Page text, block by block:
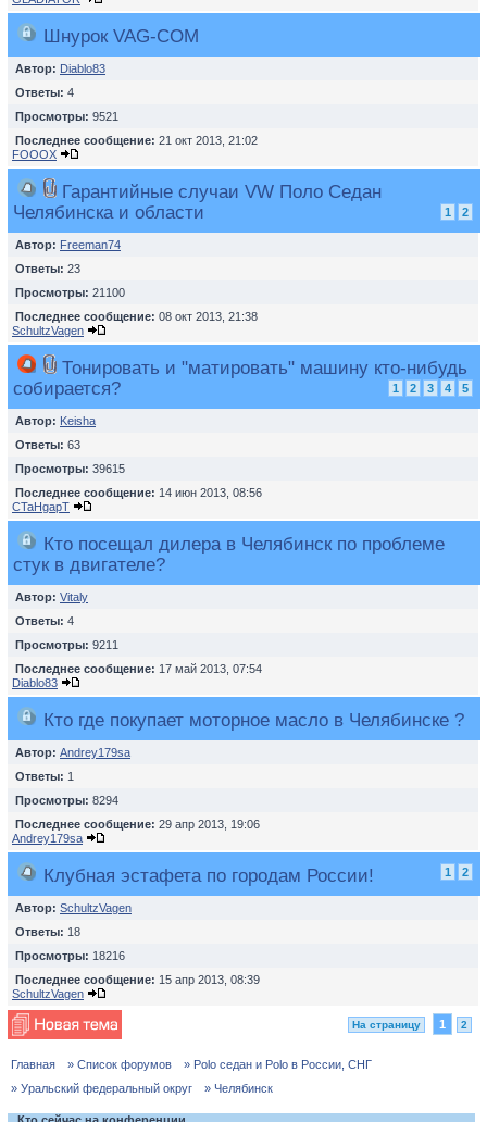
Шнурок VAG-COM
Автор: Diablo83
Ответы: 4
Просмотры: 9521
Последнее сообщение: 21 окт 2013, 21:02
FOOOX
Гарантийные случаи VW Поло Седан
Челябинска и области
1 2
Автор: Freeman74
Ответы: 23
Просмотры: 21100
Последнее сообщение: 08 окт 2013, 21:38
SchultzVagen
Тонировать и "матировать" машину кто-нибудь
собирается?
1 2 3 4 5
Автор: Keisha
Ответы: 63
Просмотры: 39615
Последнее сообщение: 14 июн 2013, 08:56
CTaHgapT
Кто посещал дилера в Челябинск по проблеме
стук в двигателе?
Автор: Vitaly
Ответы: 4
Просмотры: 9211
Последнее сообщение: 17 май 2013, 07:54
Diablo83
Кто где покупает моторное масло в Челябинске ?
Автор: Andrey179sa
Ответы: 1
Просмотры: 8294
Последнее сообщение: 29 апр 2013, 19:06
Andrey179sa
Клубная эстафета по городам России! 1 2
Автор: SchultzVagen
Ответы: 18
Просмотры: 18216
Последнее сообщение: 15 апр 2013, 08:39
SchultzVagen
На страницу 1 2
Главная » Список форумов
» Polo седан и Polo в России, СНГ
» Уральский федеральный округ
» Челябинск